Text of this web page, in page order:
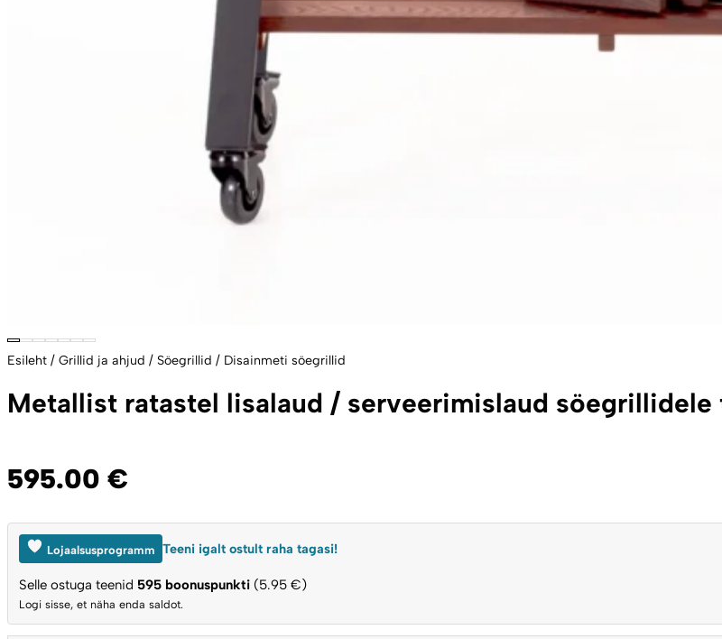
Esileht / Grillid ja ahjud / Söegrillid / Disainmeti söegrillid
Metallist ratastel lisalaud / serveerimislaud
595.00 €
Lojaalsusprogramm Teeni igalt ostult raha tagasi!
Selle ostuga teenid 595 boonuspunkti(5.95 €)
Logi sisse, et näha enda saldot.